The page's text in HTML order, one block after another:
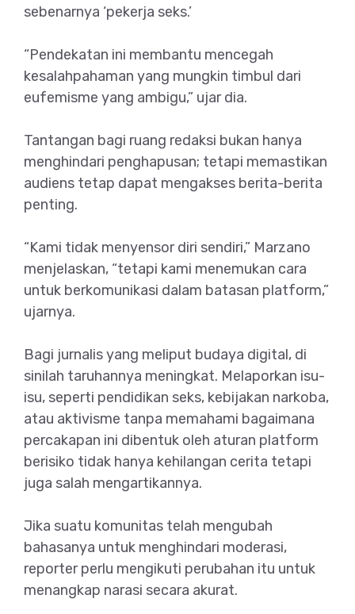
sebenarnya ‘pekerja seks.’
“Pendekatan ini membantu mencegah
kesalahpahaman yang mungkin timbul dari
eufemisme yang ambigu,” ujar dia.
Tantangan bagi ruang redaksi bukan hanya
menghindari penghapusan; tetapi memastikan
audiens tetap dapat mengakses berita-berita
penting.
“Kami tidak menyensor diri sendiri,” Marzano
menjelaskan, “tetapi kami menemukan cara
untuk berkomunikasi dalam batasan platform,”
ujarnya.
Bagi jurnalis yang meliput budaya digital, di
sinilah taruhannya meningkat. Melaporkan isu-
isu, seperti pendidikan seks, kebijakan narkoba,
atau aktivisme tanpa memahami bagaimana
percakapan ini dibentuk oleh aturan platform
berisiko tidak hanya kehilangan cerita tetapi
juga salah mengartikannya.
Jika suatu komunitas telah mengubah
bahasanya untuk menghindari moderasi,
reporter perlu mengikuti perubahan itu untuk
menangkap narasi secara akurat.